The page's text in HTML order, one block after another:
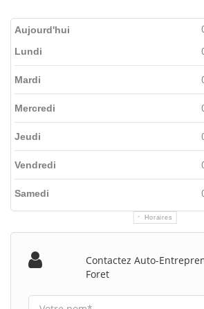
Aujourd'hui
Horaires
Lundi
Mardi
Mercredi
Jeudi
Vendredi
Samedi
Contactez Auto-
Foret